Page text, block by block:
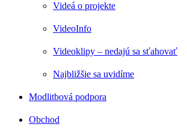
Videá o projekte
VideoInfo
Videoklipy – nedajú sa sťahovať
Najbližšie sa uvidíme
Modlitbová podpora
Obchod